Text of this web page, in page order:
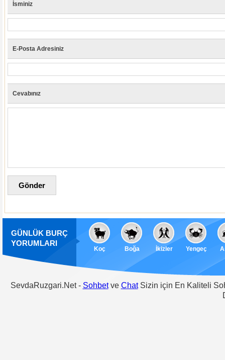
İsminiz
E-Posta Adresiniz
Cevabınız
GÜNLÜK BURÇ
YORUMLARI
Koç Boğa İkizler Yengeç
SevdaRuzgari.Net - Sohbetve ChatSizin için En Kaliteli